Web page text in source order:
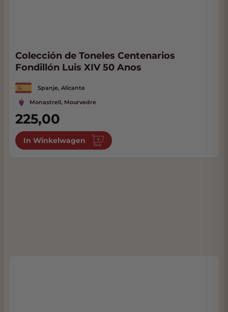
Colección de Toneles Centenarios
Fondillón Luis XIV 50 Anos
Spanje, Alicante
Monastrell, Mourvedre
225,00
In Winkelwagen